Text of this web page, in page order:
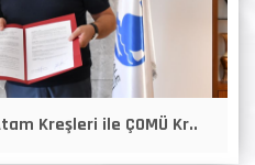
Kreşleri ile ÇOMÜ Kr..